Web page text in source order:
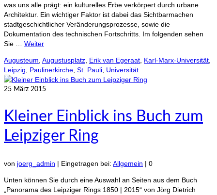
was uns alle prägt: ein kulturelles Erbe verkörpert durch urbane
Architektur. Ein wichtiger Faktor ist dabei das Sichtbarmachen
stadtgeschichtlicher Veränderungsprozesse, sowie die
Dokumentation des technischen Fortschritts. Im folgenden sehen
Sie … Weiter
Augusteum Augustusplatz Erik van Egeraat Karl-Marx-Universität
Leipzig
Paulinerkirche St. Pauli Universität
25 März 2015
Kleiner Einblick ins Buch zum
Leipziger Ring
von joerg_admin | Eingetragen bei: Allgemein | 0
Unten können Sie durch eine Auswahl an Seiten aus dem Buch
„Panorama des Leipziger Rings 1850 | 2015“ von Jörg Dietrich